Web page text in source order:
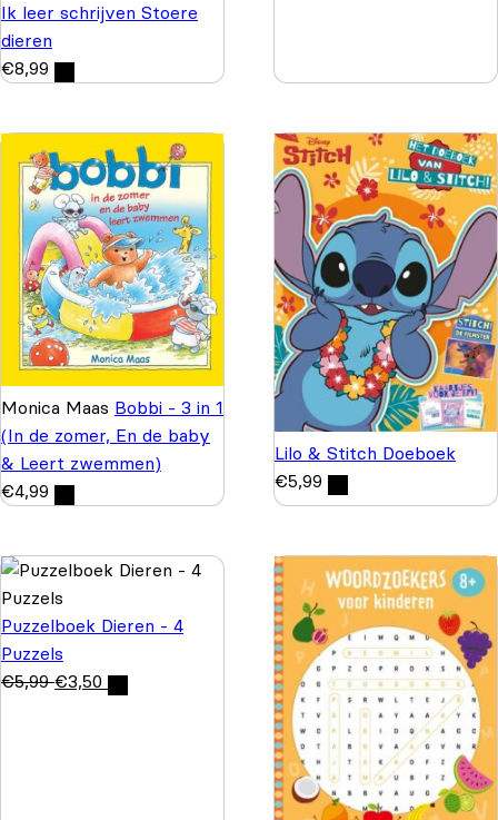
Ik leer schrijven Stoere
dieren
€8,99
Monica Maas Bobbi - 3 in 1
(In de zomer, En de baby
& Leert zwemmen)
€4,99
Lilo & Stitch Doeboek
€5,99
Puzzelboek Dieren - 4
Puzzels
€5,99 €3,50